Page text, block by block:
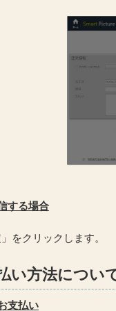
する場合
」をクリックします。
い方法につい
支払い